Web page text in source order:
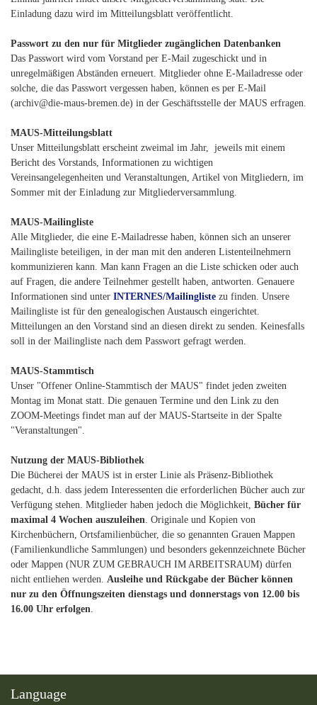
Einladung dazu wird im Mitteilungsblatt veröffentlicht.
Passwort zu den nur für Mitglieder zugänglichen Datenbanken
Das Passwort wird vom Vorstand per E-Mail zugeschickt und in
unregelmäßigen Abständen erneuert. Mitglieder ohne E-Mailadresse oder
solche, die das Passwort vergessen haben, können es per E-Mail
(archiv@die-maus-bremen.de) in der Geschäftsstelle der MAUS erfragen.
MAUS-Mitteilungsblatt
Unser Mitteilungsblatt erscheint zweimal im Jahr, jeweils mit einem
Bericht des Vorstands, Informationen zu wichtigen
Vereinsangelegenheiten und Veranstaltungen, Artikel von Mitgliedern, im
Sommer mit der Einladung zur Mitgliederversammlung.
MAUS-Mailingliste
Alle Mitglieder, die eine E-Mailadresse haben, können sich an unserer
Mailingliste beteiligen, in der man mit den anderen Listenteilnehmern
kommunizieren kann. Man kann Fragen an die Liste schicken oder auch
auf Fragen, die andere Teilnehmer gestellt haben, antworten. Genauere
Informationen sind unter INTERNES/Mailingliste zu finden. Unsere
Mailingliste ist für den genealogischen Austausch eingerichtet.
Mitteilungen an den Vorstand sind an diesen direkt zu senden. Keinesfalls
soll in der Mailingliste nach dem Passwort gefragt werden.
MAUS-Stammtisch
Unser "Offener Online-Stammtisch der MAUS" findet jeden zweiten
Montag im Monat statt. Die genauen Termine und den Link zu den
ZOOM-Meetings findet man auf der MAUS-Startseite in der Spalte
"Veranstaltungen".
Nutzung der MAUS-Bibliothek
Die Bücherei der MAUS ist in erster Linie als Präsenz-Bibliothek
gedacht, d.h. dass jedem Interessenten die erforderlichen Bücher auch zur
Verfügung stehen. Mitglieder haben jedoch die Möglichkeit, Bücher für
maximal 4 Wochen auszuleihen. Originale und Kopien von
Kirchenbüchern, Ortsfamilienbücher, die so genannten Grauen Mappen
(Familienkundliche Sammlungen) und besonders gekennzeichnete Bücher
oder Mappen (NUR ZUM GEBRAUCH IM ARBEITSRAUM) dürfen
nicht entliehen werden. Ausleihe und Rückgabe der Bücher können
nur zu den Öffnungszeiten dienstags und donnerstags von 12.00 bis
16.00 Uhr erfolgen.
Language